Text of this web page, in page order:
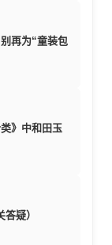
再为“童装包
》中和田玉
疑）